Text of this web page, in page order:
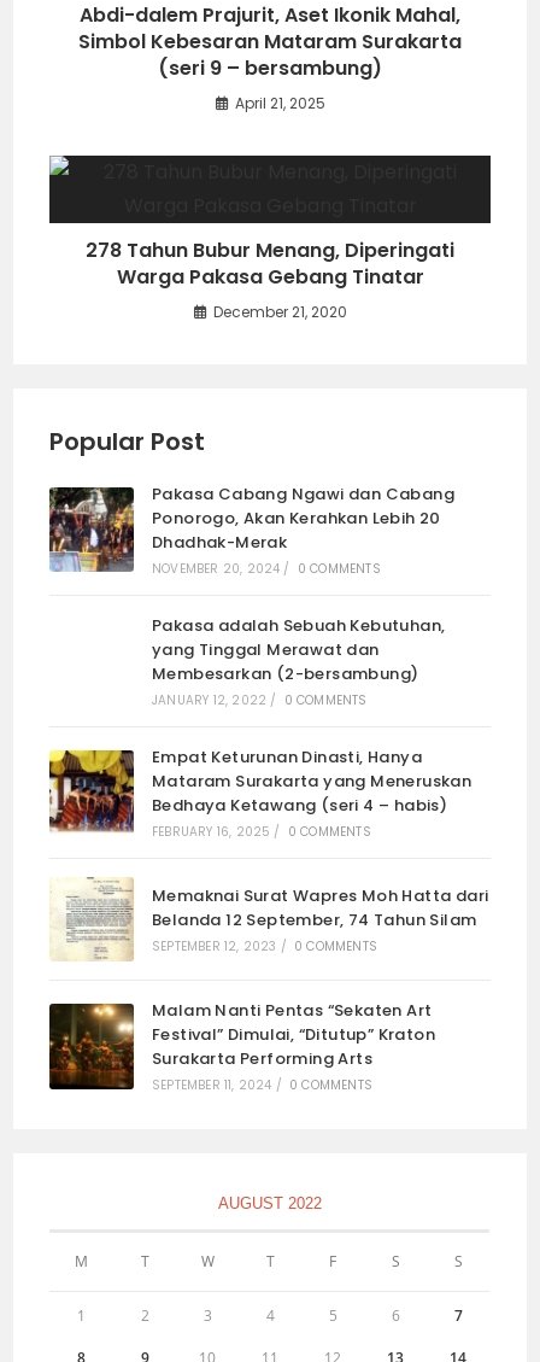
Abdi-dalem Prajurit, Aset Ikonik Mahal,
Simbol Kebesaran Mataram Surakarta
(seri 9 – bersambung)
April 21, 2025
278 Tahun Bubur Menang, Diperingati
Warga Pakasa Gebang Tinatar
December 21, 2020
Popular Post
Pakasa Cabang Ngawi dan Cabang
Ponorogo, Akan Kerahkan Lebih 20
Dhadhak-Merak
NOVEMBER 20, 2024 / 0 COMMENTS
Pakasa adalah Sebuah Kebutuhan,
yang Tinggal Merawat dan
Membesarkan (2-bersambung)
JANUARY 12, 2022 / 0 COMMENTS
Empat Keturunan Dinasti, Hanya
Mataram Surakarta yang Meneruskan
Bedhaya Ketawang (seri 4 – habis)
FEBRUARY 16, 2025 / 0 COMMENTS
Memaknai Surat Wapres Moh Hatta dari
Belanda 12 September, 74 Tahun Silam
SEPTEMBER 12, 2023 / 0 COMMENTS
Malam Nanti Pentas “Sekaten Art
Festival” Dimulai, “Ditutup” Kraton
Surakarta Performing Arts
SEPTEMBER 11, 2024 / 0 COMMENTS
AUGUST 2022
M T W T F S S
1 2 3 4 5 6 7